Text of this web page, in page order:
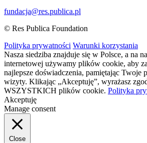
fundacja@res.publica.pl
© Res Publica Foundation
Polityka prywatności Warunki korzystania
Nasza siedziba znajduje się w Polsce, a na
internetowej używamy plików cookie, aby
najlepsze doświadczenia, pamiętając Twoje
wizyty. Klikając „Akceptuję”, wyrażasz
WSZYSTKICH plików cookie. Polityka
Akceptuję
Manage consent
Close